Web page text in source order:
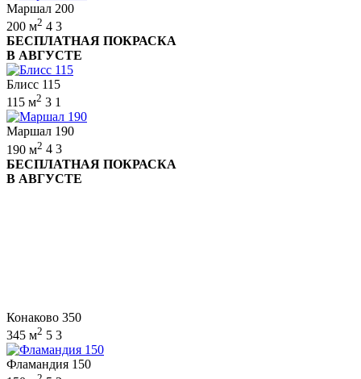
Маршал 200
200 м2 4 3
БЕСПЛАТНАЯ ПОКРАСКА
В АВГУСТЕ
Блисс 115
115 м2 3 1
Маршал 190
190 м2 4 3
БЕСПЛАТНАЯ ПОКРАСКА
В АВГУСТЕ
Конаково 350
345 м2 5 3
Фламандия 150